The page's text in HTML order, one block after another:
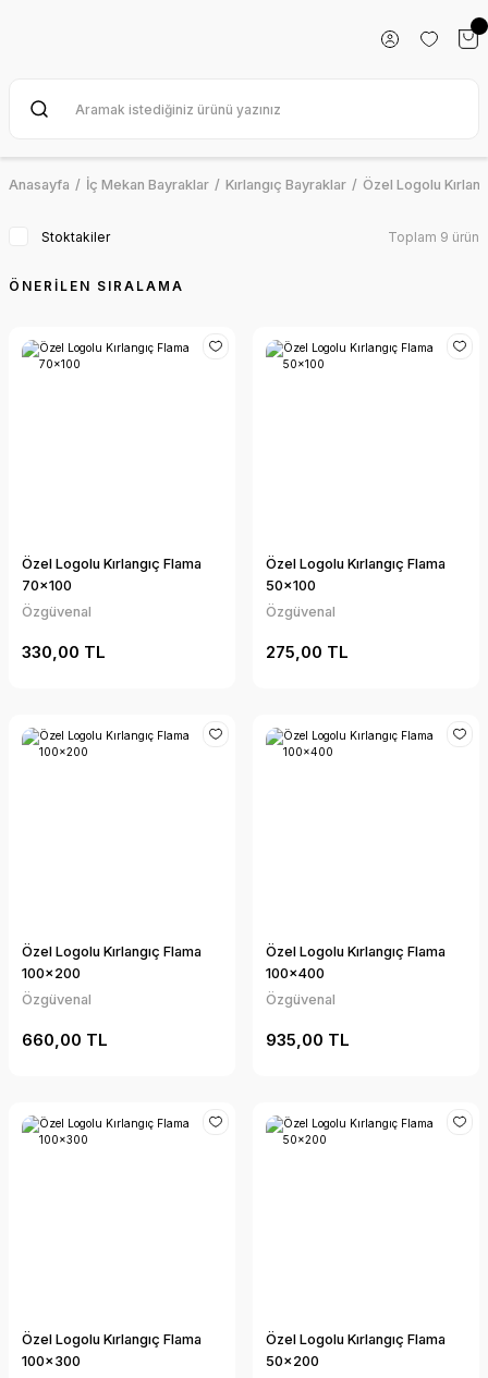
Anasayfa İç Mekan Bayraklar Kırlangıç Bayraklar Özel Logolu
Stoktakiler Toplam 9 ürün
Özel Logolu Kırlangıç Flama
70x100
Özgüvenal
330,00 TL
Özel Logolu Kırlangıç Flama
50x100
Özgüvenal
275,00 TL
Özel Logolu Kırlangıç Flama
100x200
Özgüvenal
660,00 TL
Özel Logolu Kırlangıç Flama
100x400
Özgüvenal
935,00 TL
Özel Logolu Kırlangıç Flama
100x300
Özel Logolu Kırlangıç Flama
50x200